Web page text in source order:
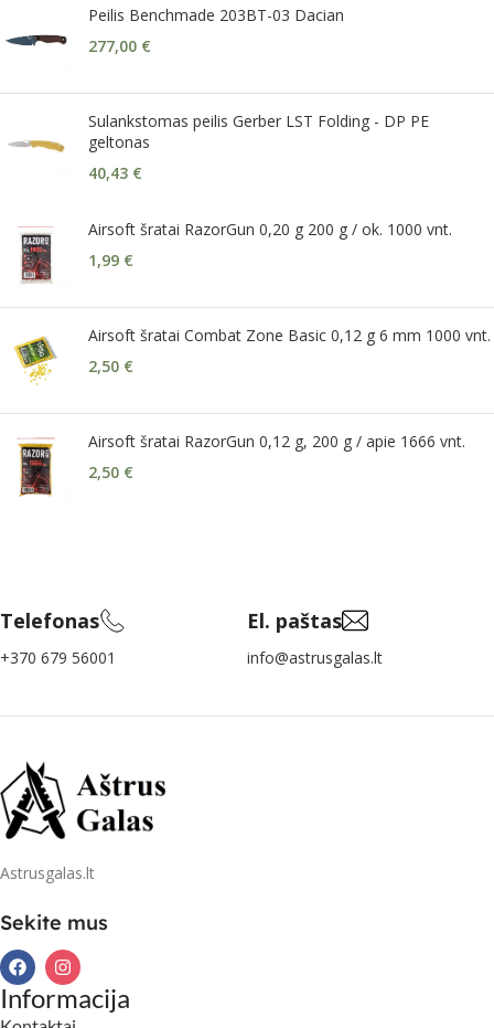
Peilis Benchmade 203BT-03 Dacian
277,00 €
Sulankstomas peilis Gerber LST Folding - DP PE
geltonas
40,43 €
Airsoft šratai RazorGun 0,20 g 200 g / ok. 1000 vnt.
1,99 €
Airsoft šratai Combat Zone Basic 0,12 g 6 mm 1000 vnt.
2,50 €
Airsoft šratai RazorGun 0,12 g, 200 g / apie 1666 vnt.
2,50 €
Telefonas
+370 679 56001
El. paštas
info@astrusgalas.lt
Astrusgalas.lt
Sekite mus
Informacija